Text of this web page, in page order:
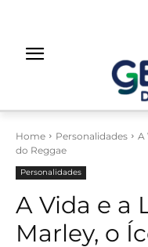
Home Personalidades
A
do Reggae
Personalidades
A Vida e a
Marley, o